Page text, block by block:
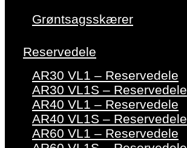
Grøntsagsskærer
Reservedele
AR30 VL1 – Reservedele
AR30 VL1S – Reservedele
AR40 VL1 – Reservedele
AR40 VL1S – Reservedele
AR60 VL1 – Reservedele